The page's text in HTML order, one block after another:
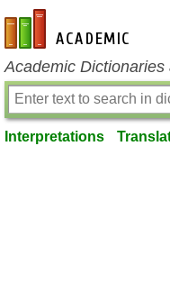
en-academic.com
Academic
Interpretations